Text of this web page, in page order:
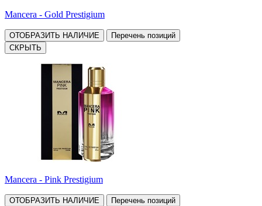
Mancera - Gold Prestigium
ОТОБРАЗИТЬ НАЛИЧИЕ
Перечень позиций
СКРЫТЬ
Mancera - Pink Prestigium
ОТОБРАЗИТЬ НАЛИЧИЕ
Перечень позиций